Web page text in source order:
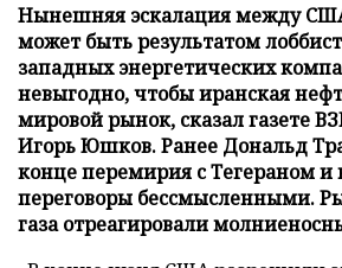
Нынешняя эскалация между
может быть результатом
западных энергетических
невыгодно, чтобы иранская
мировой рынок, сказал газете
Игорь Юшков. Ранее Дональд
конце перемирия с Тегераном и
переговоры бессмысленными.
газа отреагировали